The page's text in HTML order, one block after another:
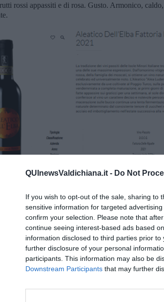
QUInewsValdichiana.it - Do Not
If you wish to opt-out of the sale, sharing to
sensitive information for targeted
confirm your selection. Please note that
continue seeing interest-based ads based
information disclosed to third parties prior
further disclosure of your personal
participants. This information may also be
Downstream Participants that may further
rossi appassiti e di rosa. Gusto. Armonico,